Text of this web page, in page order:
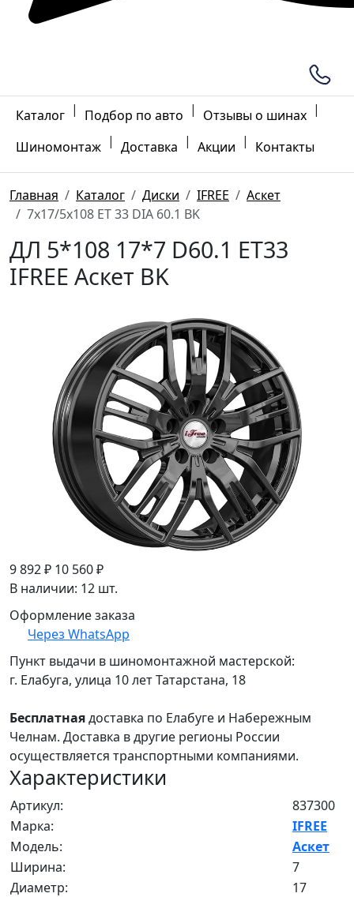
Каталог | Подбор по авто | Отзывы о шинах |
Шиномонтаж | Доставка | Акции | Контакты
Главная Каталог Диски IFREE
Аскет
7x17/5x108 ET 33 DIA 60.1 BK
ДЛ 5*108 17*7 D60.1 ET33
IFREE Аскет BK
9 892 ₽ 10 560 ₽
В наличии: 12 шт.
Оформление заказа
Через WhatsApp
Пункт выдачи в шиномонтажной мастерской:
г. Елабуга, улица 10 лет Татарстана, 18
Бесплатнаядоставка по Елабуге и Набережным
Челнам. Доставка в другие регионы России
осуществляется транспортными компаниями.
Характеристики
Артикул:
837300
Марка:
IFREE
Модель:
Аскет
Ширина:
7
Диаметр:
17